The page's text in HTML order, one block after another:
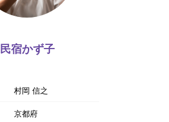
民宿かず子
村岡 信之
京都府